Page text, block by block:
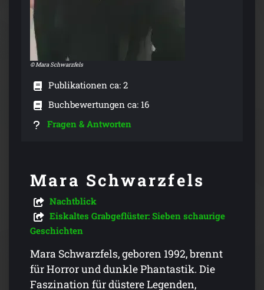
© Mara Schwarzfels
Publikationen ca: 2
Buchbewertungen ca: 16
Fragen & Antworten
Mara Schwarzfels
Nachtblick
Eiskaltes Grabgeflüster: Sieben schaurige
Geschichten
Mara Schwarzfels, geboren 1992, brennt
für Horror und dunkle Phantastik. Die
Faszination für düstere Legenden,